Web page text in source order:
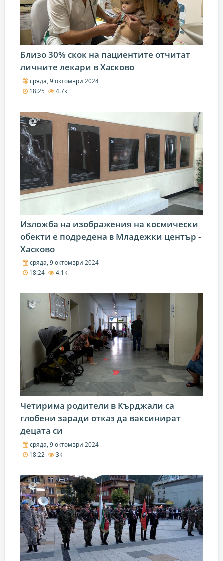
Близо 30% скок на пациентите отчитат
личните лекари в Хасково
сряда, 9 октомври 2024
18:25
4.7k
Изложба на изображения на космически
обекти е подредена в Младежки център -
Хасково
сряда, 9 октомври 2024
18:24
4.1k
Четирима родители в Кърджали са
глобени заради отказ да ваксинират
децата си
сряда, 9 октомври 2024
18:22
3k